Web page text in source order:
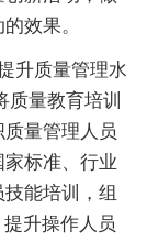
效果。
升质量管理水
质量教育培训
量管理人员
标准、行业
能培训，组
升操作人员